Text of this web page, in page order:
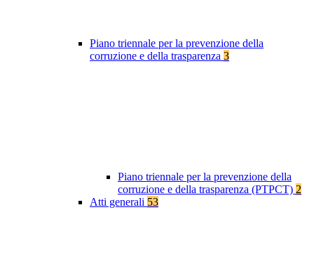
Piano triennale per la prevenzione della
corruzione e della trasparenza 3
Piano triennale per la prevenzione della
corruzione e della trasparenza (PTPCT) 2
Atti generali 53